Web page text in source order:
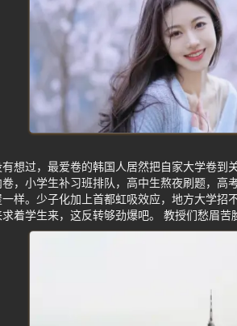
想过，最爱卷的韩国人居然把自家大学卷到
，小学生补习班排队，高中生熬夜刷题，高
样。少子化加上首都虹吸效应，地方大学招
着学生来，这反转够劲爆吧。 教授们愁眉苦